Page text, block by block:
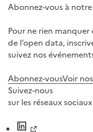
Abonnez-vous à
Pour ne rien
de l’open data,
suivez nos
Abonnez-vousVoir
Suivez-nous
sur les réseaux sociaux